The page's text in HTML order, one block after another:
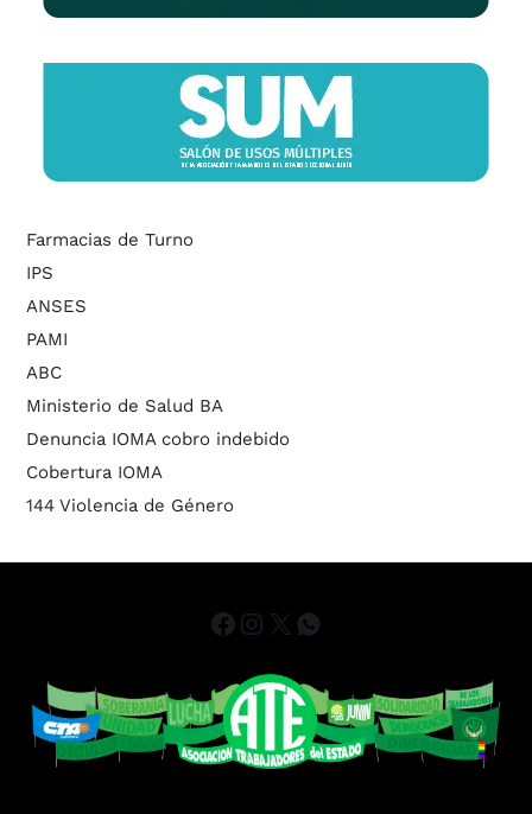
Farmacias de Turno
IPS
ANSES
PAMI
ABC
Ministerio de Salud BA
Denuncia IOMA cobro indebido
Cobertura IOMA
144 Violencia de Género